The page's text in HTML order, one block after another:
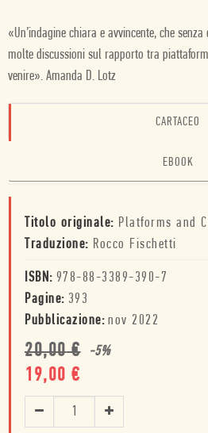
«Un’indagine chiara e avvincente, che
molte discussioni sul rapporto tra
venire». Amanda D. Lotz
CARTACEO
EBOOK
Titolo originale: Platforms and
Traduzione: Rocco Fischetti
ISBN: 978-88-3389-390-7
Pagine: 393
Pubblicazione: nov 2022
20,00€ -5%
19,00 €